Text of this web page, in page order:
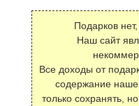
Подарков
Наш сайт
Все доходы от
содержание
только сохранять,